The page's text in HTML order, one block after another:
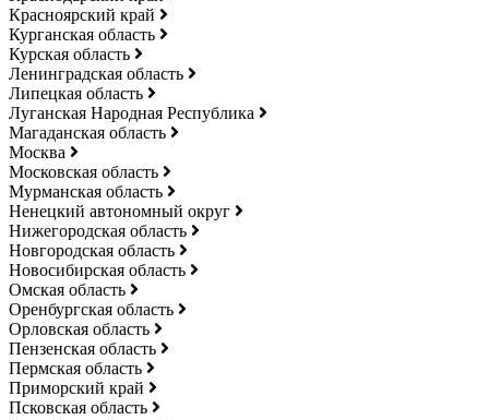
Красноярский край
Курганская область
Курская область
Ленинградская область
Липецкая область
Луганская Народная Республика
Магаданская область
Москва
Московская область
Мурманская область
Ненецкий автономный округ
Нижегородская область
Новгородская область
Новосибирская область
Омская область
Оренбургская область
Орловская область
Пензенская область
Пермская область
Приморский край
Псковская область